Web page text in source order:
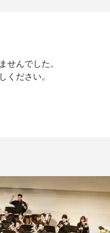
せんでした。
ください。